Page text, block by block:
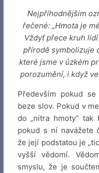
Nejpříhodnějším
řečené: „Hmota je
Vždyť přece kruh
přírodě symbolizuje
které jsme v úzkém
porozumění, i když
Především pokud
beze slov. Pokud v
do „nitra hmoty“
pokud s ní navážete
že její podstatou je
vyšší vědomí.
smyslu, že je